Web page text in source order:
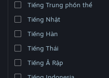
Thay đổi ngôn ngữ
Cài ứng dụng Steam di động
Xem web cho desktop
Tiếng Trung phồn thể
Tiếng Nhật
Tiếng Hàn
Tiếng Thái
Tiếng Ả Rập